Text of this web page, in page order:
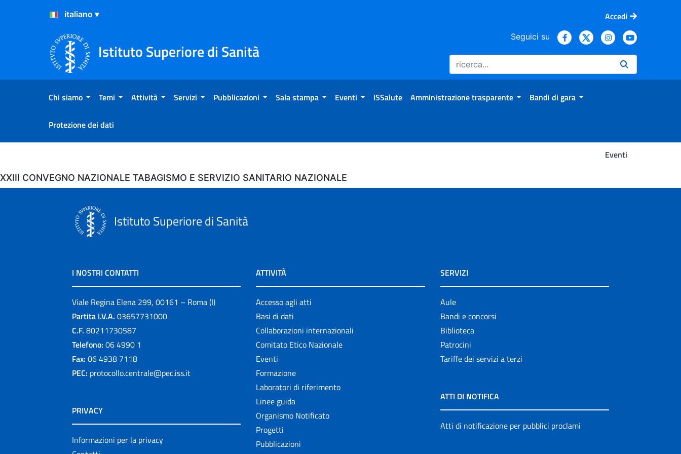
Salta al Contenuto
Salta al Footer
Accedi
Istituto Superiore di Sanità
Seguici su
Chi siamo Temi Attività Servizi Pubblicazioni Sala stampa Eventi ISSalute Amministrazione trasparente Bandi di gara
Protezione dei dati
Eventi
Eventi
XXIII CONVEGNO NAZIONALE TABAGISMO E SERVIZIO SANITARIO NAZIONALE
Istituto Superiore di Sanità
I NOSTRI CONTATTI
Viale Regina Elena 299, 00161 – Roma (I)
Partita I.V.A. 03657731000
C.F. 80211730587
Telefono: 06 4990 1
Fax: 06 4938 7118
PEC: protocollo.centrale@pec.iss.it
PRIVACY
Informazioni per la privacy
ATTIVITÀ
Accesso agli atti
Basi di dati
Collaborazioni internazionali
Comitato Etico Nazionale
Eventi
Formazione
Laboratori di riferimento
Linee guida
Organismo Notificato
Progetti
Pubblicazioni
SERVIZI
Aule
Bandi e concorsi
Biblioteca
Patrocini
Tariffe dei servizi a terzi
ATTI DI NOTIFICA
Atti di notificazione per pubblici proclami